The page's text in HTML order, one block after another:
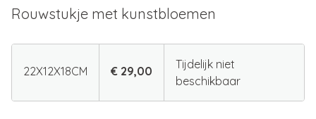
Rouwstukje met kunstbloemen
22X12X18CM € 29,00
Tijdelijk niet
beschikbaar